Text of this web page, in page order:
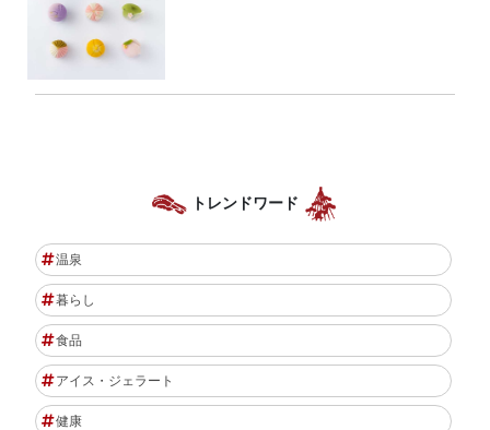
トレンドワード
温泉
暮らし
食品
アイス・ジェラート
健康